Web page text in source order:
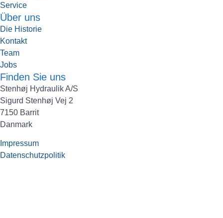
Service
Über uns
Die Historie
Kontakt
Team
Jobs
Finden Sie uns
Stenhøj Hydraulik A/S
Sigurd Stenhøj Vej 2
7150 Barrit
Danmark
Impressum
Datenschutzpolitik